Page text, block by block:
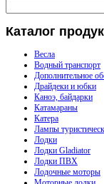
Каталог
Весла
Водный транспорт
Дополнительное
Драйдеки и юбки
Каноэ, байдарки
Катамараны
Катера
Лампы
Лодки
Лодки Gladiator
Лодки ПВХ
Лодочные моторы